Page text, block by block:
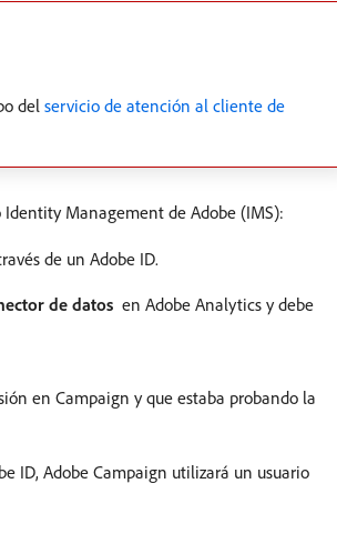
del servicio de atención al cliente de
Management de Adobe (IMS):
de un Adobe ID.
de datos en Adobe Analytics y debe
en Campaign y que estaba probando la
ID, Adobe Campaign utilizará un usuario